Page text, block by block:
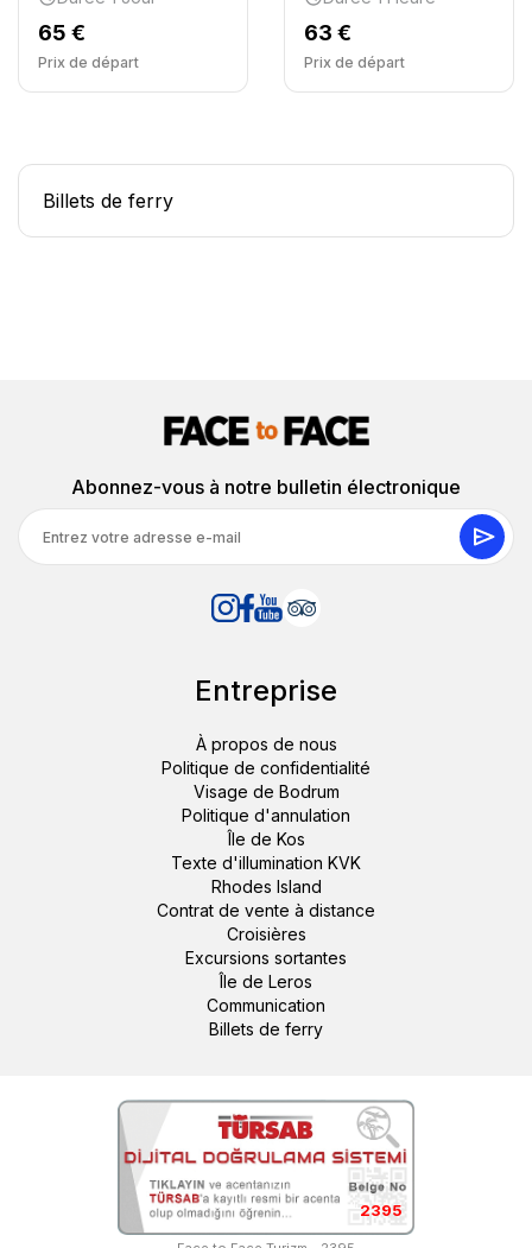
65 €
Prix ​​de départ
63 €
Prix ​​de départ
Billets de ferry
Abonnez-vous à notre bulletin électronique
Entreprise
À propos de nous
Politique de confidentialité
Visage de Bodrum
Politique d'annulation
Île de Kos
Texte d'illumination KVK
Rhodes Island
Contrat de vente à distance
Croisières
Excursions sortantes
Île de Leros
Communication
Billets de ferry
2395